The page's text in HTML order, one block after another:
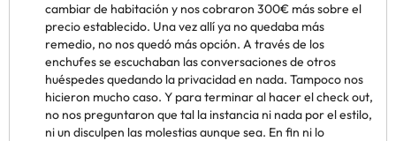
cambiar de habitación y nos cobraron 300€ más sobre el
precio establecido. Una vez allí ya no quedaba más
remedio, no nos quedó más opción. A través de los
enchufes se escuchaban las conversaciones de otros
huéspedes quedando la privacidad en nada. Tampoco nos
hicieron mucho caso. Y para terminar al hacer el check out,
no nos preguntaron que tal la instancia ni nada por el estilo,
ni un disculpen las molestias aunque sea. En fin ni lo